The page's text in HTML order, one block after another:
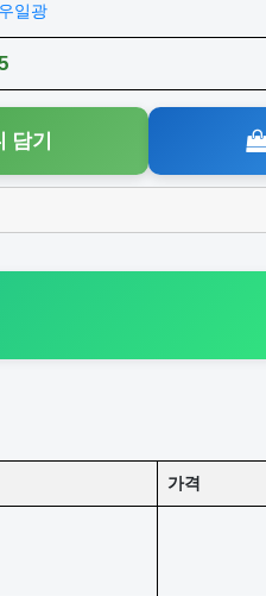
일광
담기
가격